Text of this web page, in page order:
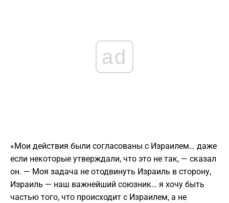
ad
«Мои действия были согласованы с Израилем… даже
если некоторые утверждали, что это не так, — сказал
он. — Моя задача не отодвинуть Израиль в сторону,
Израиль — наш важнейший союзник… я хочу быть
частью того, что происходит с Израилем, а не